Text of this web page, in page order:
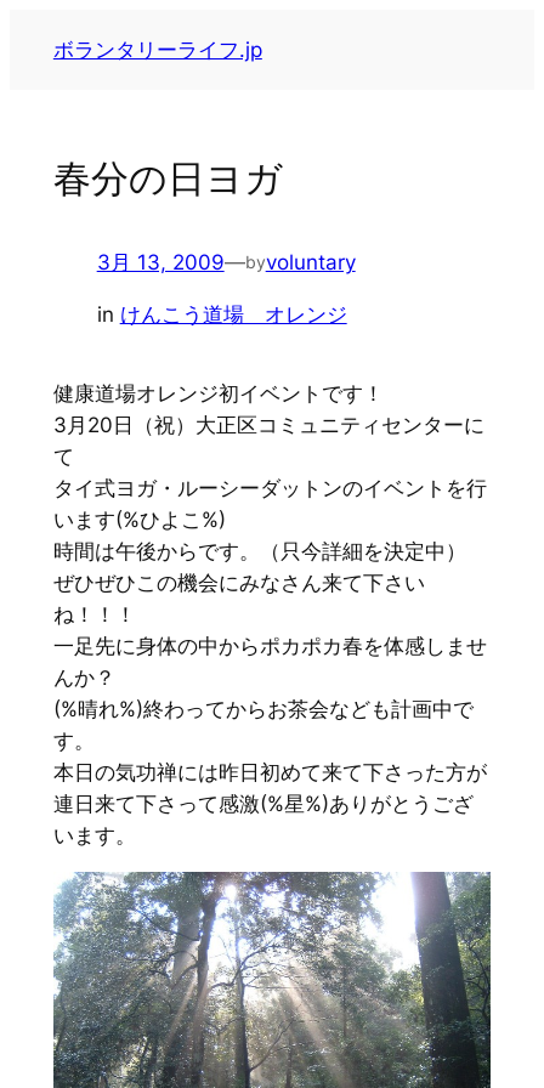
ボランタリーライフ.jp
春分の日ヨガ
3月 13, 2009—byvoluntary
in けんこう道場 オレンジ
健康道場オレンジ初イベントです！
3月20日（祝）大正区コミュニティセンターに
て
タイ式ヨガ・ルーシーダットンのイベントを行
います(%ひよこ%)
時間は午後からです。（只今詳細を決定中）
ぜひぜひこの機会にみなさん来て下さい
ね！！！
一足先に身体の中からポカポカ春を体感しませ
んか？
(%晴れ%)終わってからお茶会なども計画中で
す。
本日の気功禅には昨日初めて来て下さった方が
連日来て下さって感激(%星%)ありがとうござ
います。